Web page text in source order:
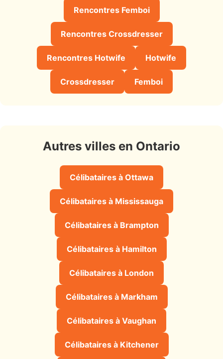
Rencontres Femboi
Rencontres Crossdresser
Rencontres Hotwife Hotwife
Crossdresser Femboi
Autres villes en Ontario
Célibataires à Ottawa
Célibataires à Mississauga
Célibataires à Brampton
Célibataires à Hamilton
Célibataires à London
Célibataires à Markham
Célibataires à Vaughan
Célibataires à Kitchener